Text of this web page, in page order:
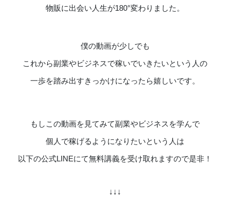
物販に出会い人生が180°変わりました。
僕の動画が少しでも
これから副業やビジネスで稼いでいきたいという人の
一歩を踏み出すきっかけになったら嬉しいです。
もしこの動画を見てみて副業やビジネスを学んで
個人で稼げるようになりたいという人は
以下の公式LINEにて無料講義を受け取れますので是非！
↓↓↓